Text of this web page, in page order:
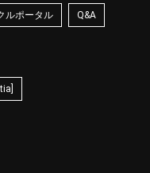
ルポータル Q&A